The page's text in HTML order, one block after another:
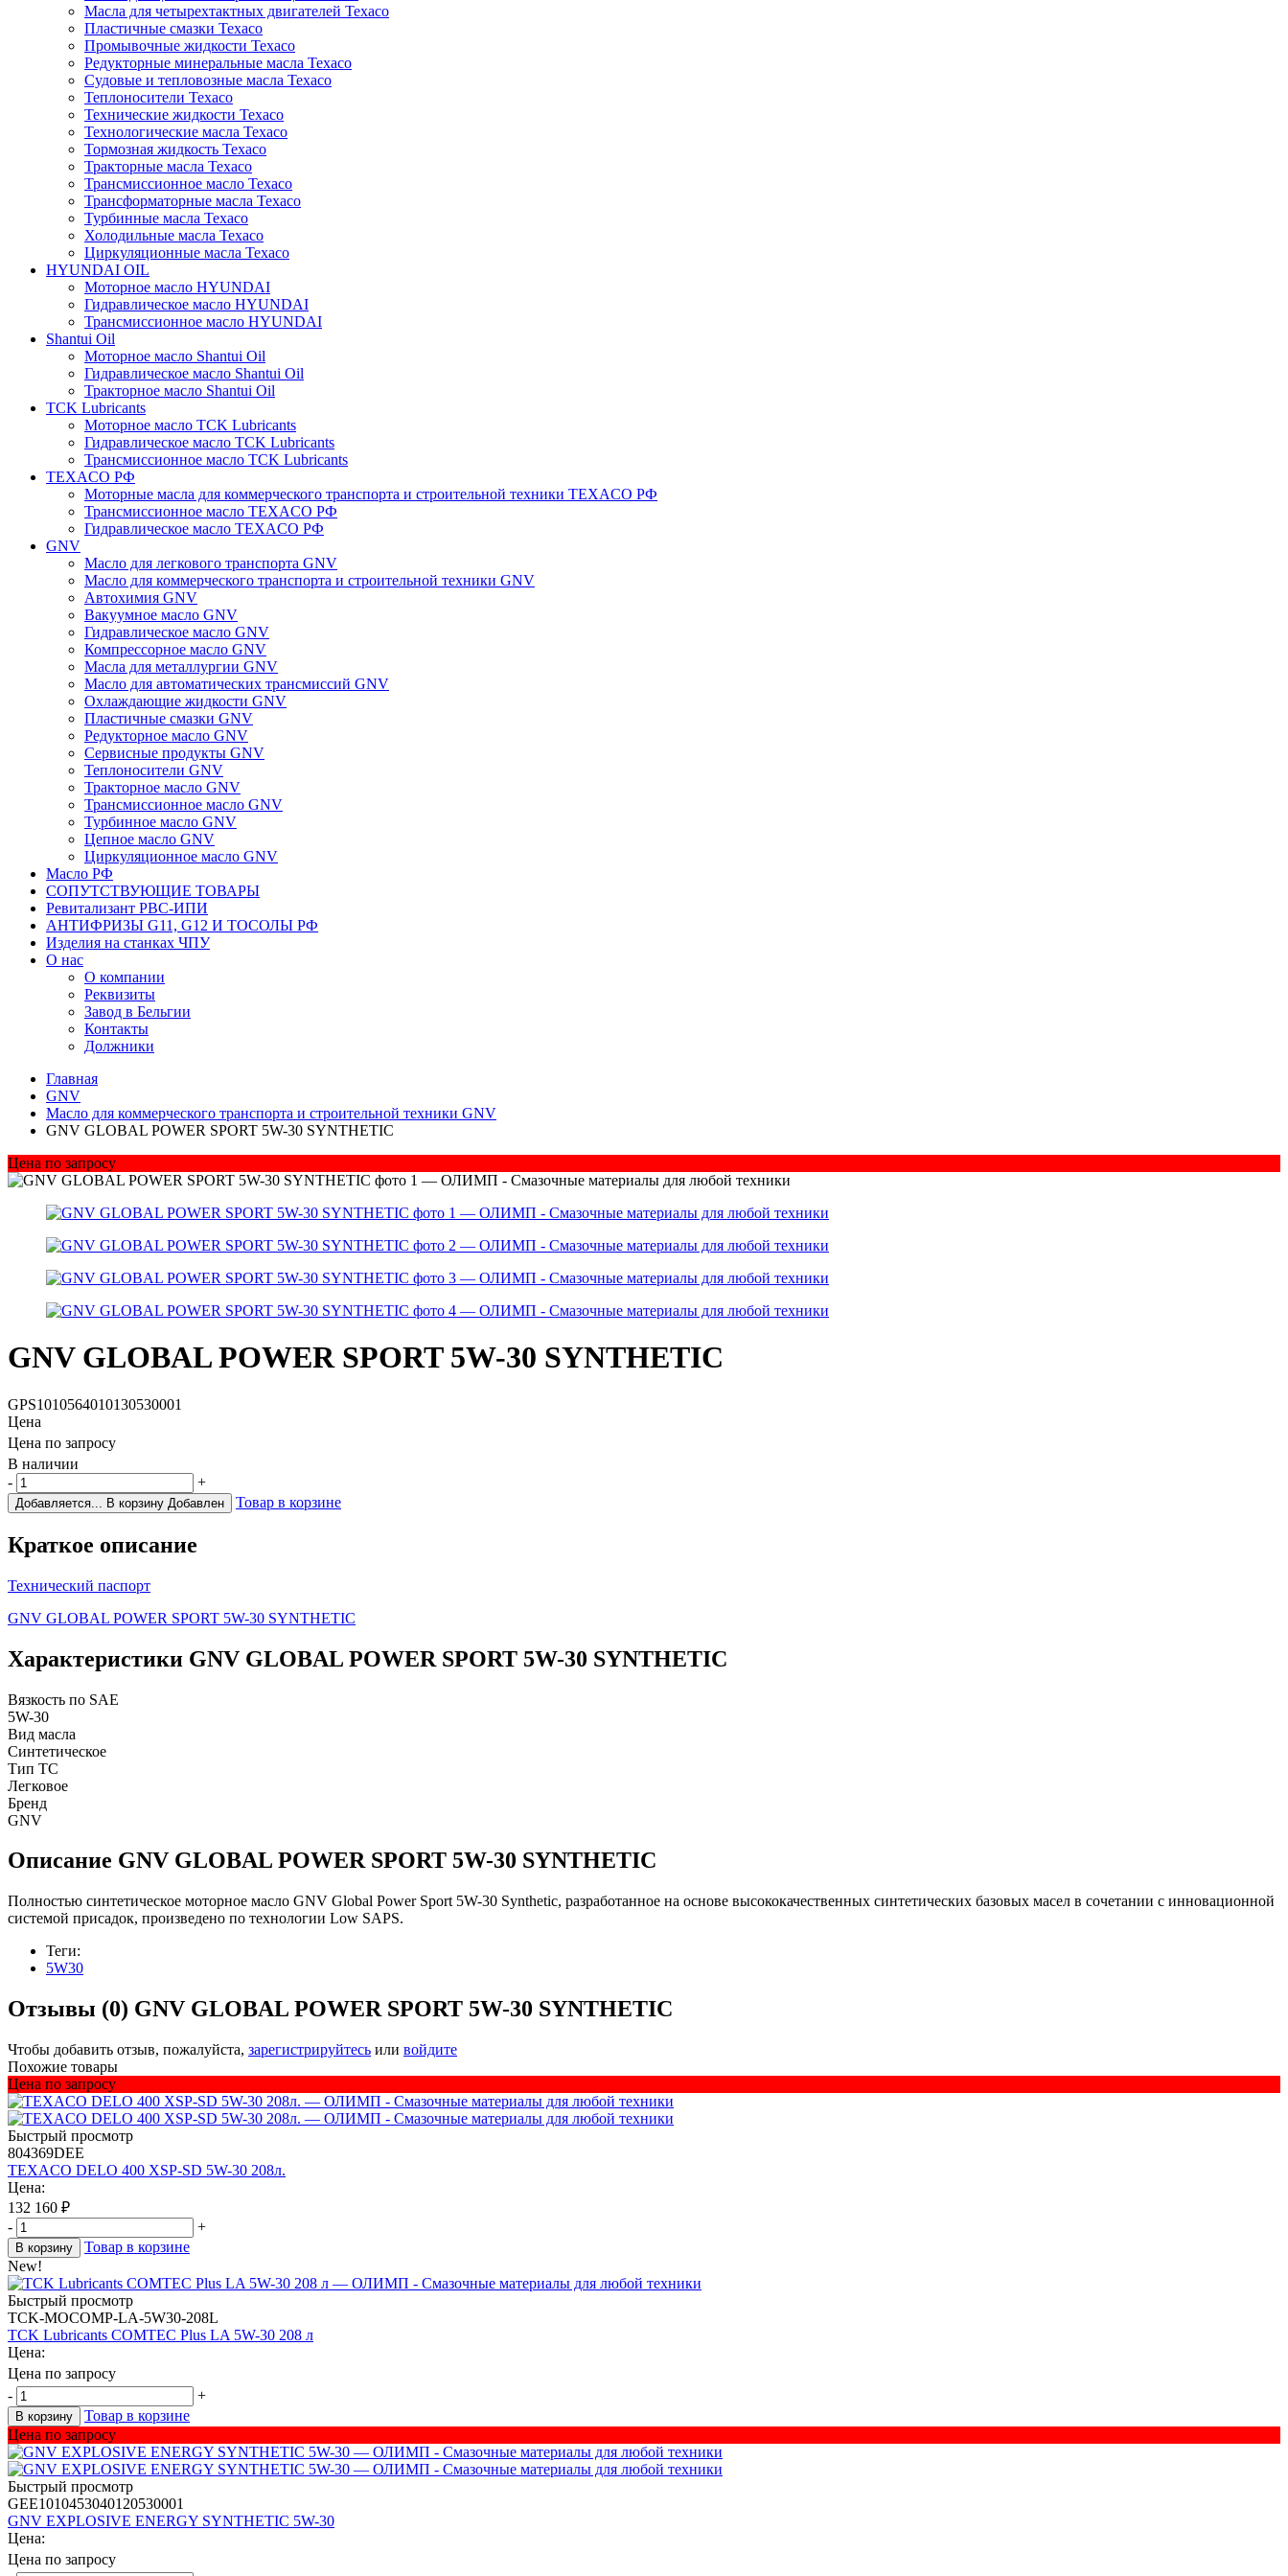
Масла для четырехтактных двигателей Texaco
Пластичные смазки Texaco
Промывочные жидкости Texaco
Редукторные минеральные масла Texaco
Судовые и тепловозные масла Texaco
Теплоносители Texaco
Технические жидкости Texaco
Технологические масла Texaco
Тормозная жидкость Texaco
Тракторные масла Texaco
Трансмиссионное масло Texaco
Трансформаторные масла Texaco
Турбинные масла Texaco
Холодильные масла Texaco
Циркуляционные масла Texaco
HYUNDAI OIL
Моторное масло HYUNDAI
Гидравлическое масло HYUNDAI
Трансмиссионное масло HYUNDAI
Shantui Oil
Моторное масло Shantui Oil
Гидравлическое масло Shantui Oil
Тракторное масло Shantui Oil
TCK Lubricants
Моторное масло TCK Lubricants
Гидравлическое масло TCK Lubricants
Трансмиссионное масло TCK Lubricants
TEXACO РФ
Моторные масла для коммерческого транспорта и строительной техники TEXACO РФ
Трансмиссионное масло TEXACO РФ
Гидравлическое масло TEXACO РФ
GNV
Масло для легкового транспорта GNV
Масло для коммерческого транспорта и строительной техники GNV
Автохимия GNV
Вакуумное масло GNV
Гидравлическое масло GNV
Компрессорное масло GNV
Масла для металлургии GNV
Масло для автоматических трансмиссий GNV
Охлаждающие жидкости GNV
Пластичные смазки GNV
Редукторное масло GNV
Сервисные продукты GNV
Теплоносители GNV
Тракторное масло GNV
Трансмиссионное масло GNV
Турбинное масло GNV
Цепное масло GNV
Циркуляционное масло GNV
Масло РФ
СОПУТСТВУЮЩИЕ ТОВАРЫ
Ревитализант РВС-ИПИ
АНТИФРИЗЫ G11, G12 И ТОСОЛЫ РФ
Изделия на станках ЧПУ
О нас
О компании
Реквизиты
Завод в Бельгии
Контакты
Должники
Главная
GNV
Масло для коммерческого транспорта и строительной техники GNV
GNV GLOBAL POWER SPORT 5W-30 SYNTHETIC
Цена по запросу
GNV GLOBAL POWER SPORT 5W-30 SYNTHETIC
GPS1010564010130530001
Цена
Цена по запросу
В наличии
-
+
Добавляется... В корзину Добавлен Товар в корзине
Краткое описание
Технический паспорт
GNV GLOBAL POWER SPORT 5W-30 SYNTHETIC
Характеристики GNV GLOBAL POWER SPORT 5W-30 SYNTHETIC
Вязкость по SAE
5W-30
Вид масла
Синтетическое
Тип ТС
Легковое
Бренд
GNV
Описание GNV GLOBAL POWER SPORT 5W-30 SYNTHETIC
Полностью синтетическое моторное масло GNV Global Power Sport 5W-30 Synthetic, разработанное на основе высококачественных синтетических базовых масел в сочетании с инновационной
системой присадок, произведено по технологии Low SAPS.
Теги:
5W30
Отзывы (0) GNV GLOBAL POWER SPORT 5W-30 SYNTHETIC
Чтобы добавить отзыв, пожалуйста, зарегистрируйтесь или войдите
Похожие товары
Цена по запросу
Быстрый просмотр
804369DEE
TEXACO DELO 400 XSP-SD 5W-30 208л.
Цена:
132 160 ₽
-
+
В корзину
Товар в корзине
New!
Быстрый просмотр
TCK-MOCOMP-LA-5W30-208L
TCK Lubricants COMTEC Plus LA 5W-30 208 л
Цена:
Цена по запросу
-
+
В корзину
Товар в корзине
Цена по запросу
Быстрый просмотр
GEE1010453040120530001
GNV EXPLOSIVE ENERGY SYNTHETIC 5W-30
Цена:
Цена по запросу